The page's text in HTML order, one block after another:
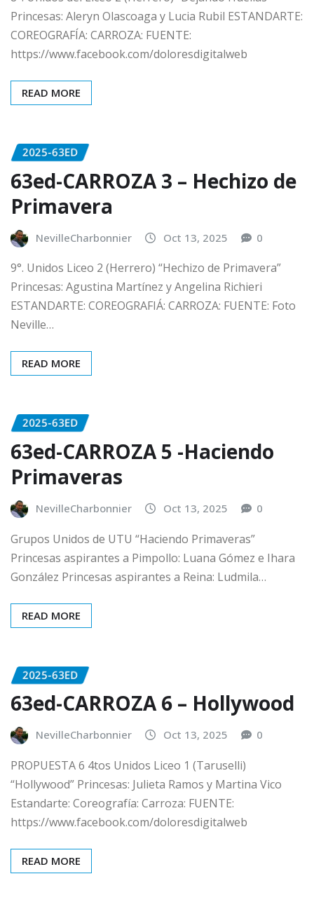
Princesas: Aleryn Olascoaga y Lucia Rubil ESTANDARTE:
COREOGRAFÍA: CARROZA: FUENTE:
https://www.facebook.com/doloresdigitalweb
READ MORE
2025-63ED
63ed-CARROZA 3 – Hechizo de
Primavera
NevilleCharbonnier Oct 13, 2025 0
9°. Unidos Liceo 2 (Herrero) “Hechizo de Primavera”
Princesas: Agustina Martínez y Angelina Richieri
ESTANDARTE: COREOGRAFIÁ: CARROZA: FUENTE: Foto
Neville…
READ MORE
2025-63ED
63ed-CARROZA 5 -Haciendo
Primaveras
NevilleCharbonnier Oct 13, 2025 0
Grupos Unidos de UTU “Haciendo Primaveras”
Princesas aspirantes a Pimpollo: Luana Gómez e Ihara
González Princesas aspirantes a Reina: Ludmila…
READ MORE
2025-63ED
63ed-CARROZA 6 – Hollywood
NevilleCharbonnier Oct 13, 2025 0
PROPUESTA 6 4tos Unidos Liceo 1 (Taruselli)
“Hollywood” Princesas: Julieta Ramos y Martina Vico
Estandarte: Coreografía: Carroza: FUENTE:
https://www.facebook.com/doloresdigitalweb
READ MORE